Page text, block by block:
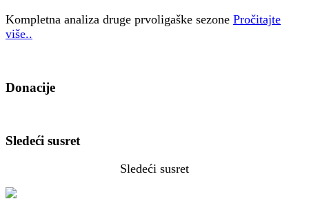
Kompletna analiza druge prvoligaške sezone Pročitajte
više..
Donacije
Sledeći susret
Sledeći susret